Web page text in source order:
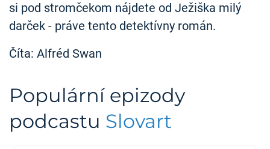
si pod stromčekom nájdete od Ježiška milý
darček - práve tento detektívny román.
Číta: Alfréd Swan
Populární epizody
podcastu Slovart